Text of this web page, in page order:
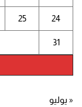
24
25
31
« يوليو